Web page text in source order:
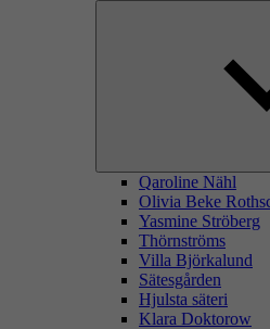
Qaroline Nähl
Olivia Beke
Yasmine Ströberg
Thörnströms
Villa Björkalund
Sätesgården
Hjulsta säteri
Klara Doktorow